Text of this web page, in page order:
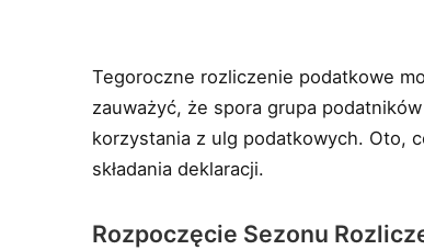
Tegoroczne rozliczenie podatkowe
zauważyć, że spora grupa
korzystania z ulg podatkowych. Oto,
składania deklaracji.
Rozpoczęcie Sezonu